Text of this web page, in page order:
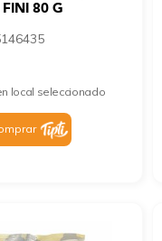
80 G
local seleccionado